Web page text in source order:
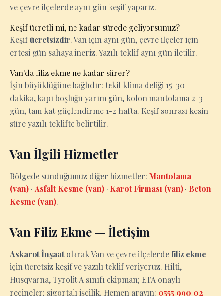
ve çevre ilçelerde aynı gün keşif yaparız.
Keşif ücretli mi, ne kadar sürede geliyorsunuz?
Keşifücretsizdir. Van için aynı gün, çevre ilçeler için
ertesi gün sahaya ineriz. Yazılı teklif aynı gün iletilir.
Van'da filiz ekme ne kadar sürer?
İşin büyüklüğüne bağlıdır: tekil klima deliği 15-30
dakika, kapı boşluğu yarım gün, kolon mantolama 2-3
gün, tam kat güçlendirme 1-2 hafta. Keşif sonrası kesin
süre yazılı teklifte belirtilir.
Van İlgili Hizmetler
Bölgede sunduğumuz diğer hizmetler: Mantolama
(van) · Asfalt Kesme (van) · Karot Firması (van) · Beton
Kesme (van).
Van Filiz Ekme — İletişim
Askarot İnşaatolarak Van ve çevre ilçelerdefiliz ekme
için ücretsiz keşif ve yazılı teklif veriyoruz. Hilti,
Husqvarna, Tyrolit A sınıfı ekipman; ETA onaylı
reçineler; sigortalı işçilik. Hemen arayın: 0555 990 02